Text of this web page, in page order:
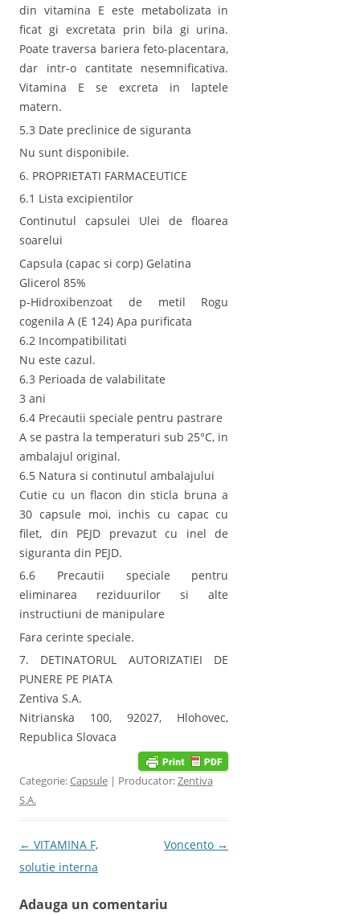
din vitamina E este metabolizata in
ficat gi excretata prin bila gi urina.
Poate traversa bariera feto-placentara,
dar intr-o cantitate nesemnificativa.
Vitamina E se excreta in laptele
matern.
5.3 Date preclinice de siguranta
Nu sunt disponibile.
6. PROPRIETATI FARMACEUTICE
6.1 Lista excipientilor
Continutul capsulei Ulei de floarea
soarelui
Capsula (capac si corp) Gelatina
Glicerol 85%
p-Hidroxibenzoat de metil Rogu
cogenila A (E 124) Apa purificata
6.2 Incompatibilitati
Nu este cazul.
6.3 Perioada de valabilitate
3 ani
6.4 Precautii speciale pentru pastrare
A se pastra la temperaturi sub 25°C, in
ambalajul original.
6.5 Natura si continutul ambalajului
Cutie cu un flacon din sticla bruna a
30 capsule moi, inchis cu capac cu
filet, din PEJD prevazut cu inel de
siguranta din PEJD.
6.6 Precautii speciale pentru
eliminarea reziduurilor si alte
instructiuni de manipulare
Fara cerinte speciale.
7. DETINATORUL AUTORIZATIEI DE
PUNERE PE PIATA
Zentiva S.A.
Nitrianska 100, 92027, Hlohovec,
Republica Slovaca
Categorie:Capsule | Producator:Zentiva
S.A.
Post navigation
← VITAMINA F,
solutie interna
Voncento →
Adauga un comentariu